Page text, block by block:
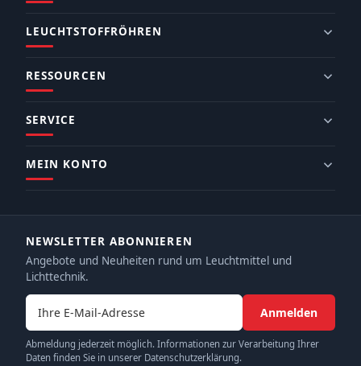
LEUCHTSTOFFRÖHREN
RESSOURCEN
SERVICE
MEIN KONTO
NEWSLETTER ABONNIEREN
Angebote und Neuheiten rund um Leuchtmittel und
Lichttechnik.
E-Mail-Adresse
Anmelden
Abmeldung jederzeit möglich. Informationen zur Verarbeitung Ihrer
Daten finden Sie in unserer Datenschutzerklärung.